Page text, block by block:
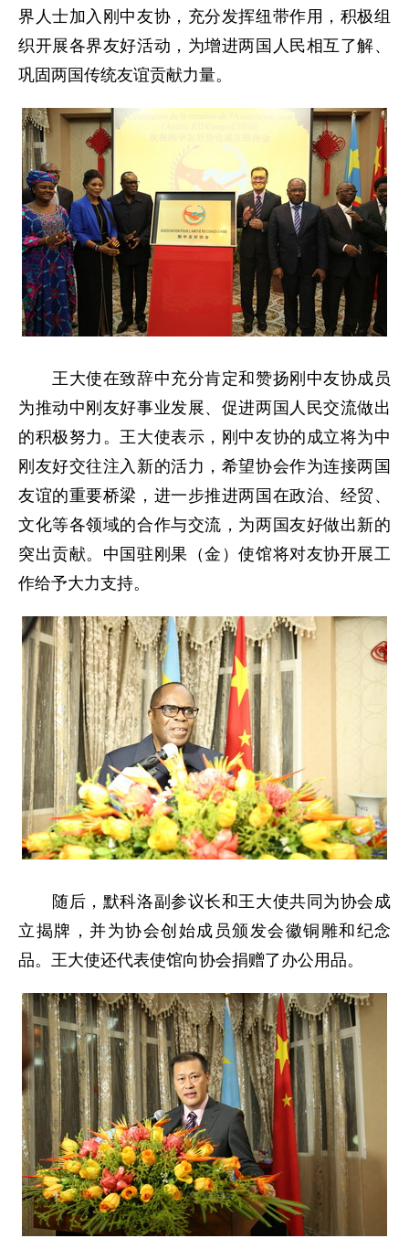
界人士加入刚中友协，充分发挥纽带作用，积极组
织开展各界友好活动，为增进两国人民相互了解、
巩固两国传统友谊贡献力量。
王大使在致辞中充分肯定和赞扬刚中友协成员
为推动中刚友好事业发展、促进两国人民交流做出
的积极努力。王大使表示，刚中友协的成立将为中
刚友好交往注入新的活力，希望协会作为连接两国
友谊的重要桥梁，进一步推进两国在政治、经贸、
文化等各领域的合作与交流，为两国友好做出新的
突出贡献。中国驻刚果（金）使馆将对友协开展工
作给予大力支持。
随后，默科洛副参议长和王大使共同为协会成
立揭牌，并为协会创始成员颁发会徽铜雕和纪念
品。王大使还代表使馆向协会捐赠了办公用品。